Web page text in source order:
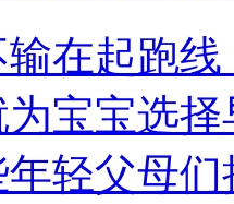
在起跑
宝宝选
轻父母